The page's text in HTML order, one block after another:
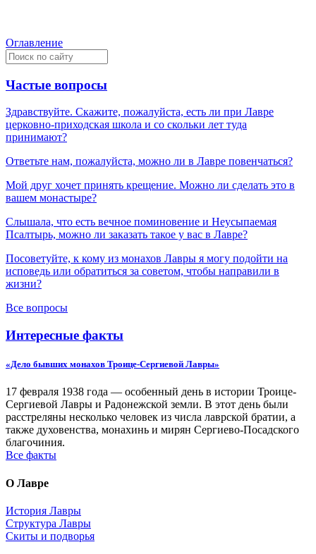
Оглавление
Частые вопросы
Здравствуйте. Скажите, пожалуйста, есть ли при Лавре
церковно-приходская школа и со скольки лет туда
принимают?
Ответьте нам, пожалуйста, можно ли в Лавре повенчаться?
Мой друг хочет принять крещение. Можно ли сделать это в
вашем монастыре?
Слышала, что есть вечное поминовение и Неусыпаемая
Псалтырь, можно ли заказать такое у вас в Лавре?
Посоветуйте, к кому из монахов Лавры я могу подойти на
исповедь или обратиться за советом, чтобы направили в
жизни?
Все вопросы
Интересные факты
«Дело бывших монахов Троице-Сергиевой Лавры»
17 февраля 1938 года — особенный день в истории Троице-
Сергиевой Лавры и Радонежской земли. В этот день были
расстреляны несколько человек из числа лаврской братии, а
также духовенства, монахинь и мирян Сергиево-Посадского
благочиния.
Все факты
О Лавре
История Лавры
Структура Лавры
Скиты и подворья